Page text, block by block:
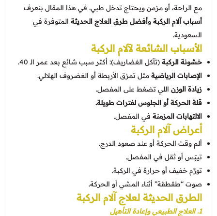
عروض العناية بالشعر
عروض الرجال
عروض جراحات التجميل
عروض قسم الطوارئ
عروض المختبر
عروض الاشعة
عروض الباطنة
عروض العظام
عروض الانف والاذن والحنجرة
عروض العلاج الطبيعي
مع الراحة، أو مزمن ويحتاج تدخل طبي. في هذا المقال بنعرف
أسباب آلام الركبةوأفضل طرق العلاج الحديثةالمتوفرة في
السعودية.
الأسباب الشائعة لآلام الركبة
خشونة الركبة(تآكل الغضاريف): أكثر سبب شائع بعد عمر الـ 40.
الإصابات الرياضيةمثل تمزق الأربطة أو الغضروف الهلالي.
زيادة الوزناللي تضغط على المفصل.
قلة الحركة أو الجلوس لفترات طويلة.
الالتهابات المزمنةفي المفصل.
أعراض آلام الركبة
ألم وقت الحركة أو عند صعود الدرج.
تيبّس أو ثقل في المفصل.
تورّم خفيف أو حرارة في الركبة.
صوت “طقطقة” أثناء المشي أو الحركة.
الطرق الحديثة لعلاج آلام الركبة
1. العلاج الطبيعي وإعادة التأهيل